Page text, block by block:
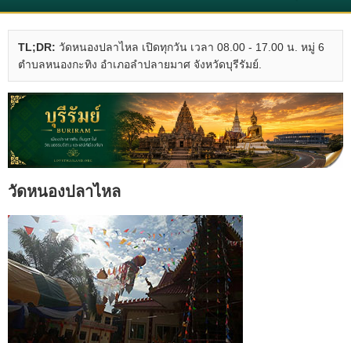
TL;DR: วัดหนองปลาไหล เปิดทุกวัน เวลา 08.00 - 17.00 น. หมู่ 6
ตำบลหนองกะทิง อำเภอลำปลายมาศ จังหวัดบุรีรัมย์.
วัดหนองปลาไหล